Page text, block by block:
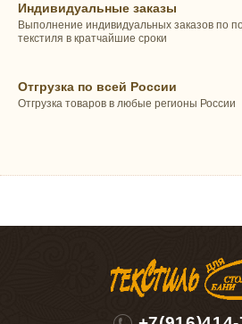
Индивидуальные заказы
Выполнение индивидуальных заказов по
текстиля в кратчайшие сроки
Отгрузка по всей России
Отгрузка товаров в любые регионы России